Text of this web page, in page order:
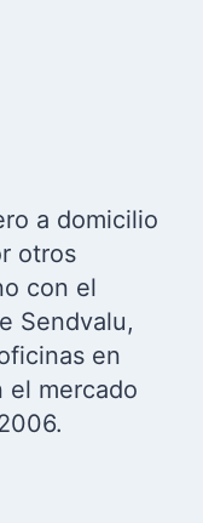
a domicilio
otros
con el
Sendvalu,
en
el mercado